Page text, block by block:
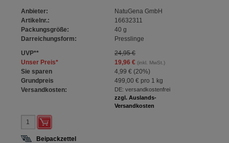
Anbieter:
NatuGena GmbH
Artikelnr.:
16632311
Packungsgröße:
40 g
Darreichungsform:
Presslinge
UVP**
24,95 €
Unser Preis* 19,96 €(inkl. MwSt.)
Sie sparen 4,99 € (20%)
Grundpreis
499,00 €pro 1 kg
Versandkosten:
DE: versandkostenfrei
zzgl. Auslands-
Versandkosten
Beipackzettel